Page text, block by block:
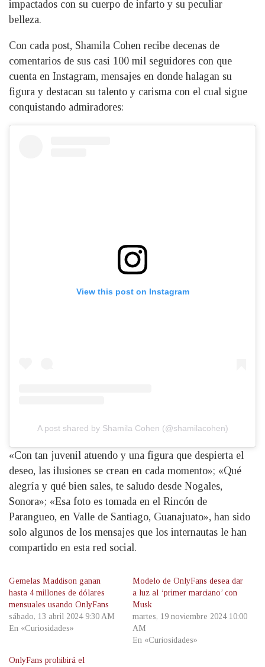
impactados con su cuerpo de infarto y su peculiar
belleza.
Con cada post, Shamila Cohen recibe decenas de
comentarios de sus casi 100 mil seguidores con que
cuenta en Instagram, mensajes en donde halagan su
figura y destacan su talento y carisma con el cual sigue
conquistando admiradores:
View this post on Instagram
A post shared by Shamila Cohen (@shamilacohen)
«Con tan juvenil atuendo y una figura que despierta el
deseo, las ilusiones se crean en cada momento»; «Qué
alegría y qué bien sales, te saludo desde Nogales,
Sonora»; «Esa foto es tomada en el Rincón de
Parangueo, en Valle de Santiago, Guanajuato», han sido
solo algunos de los mensajes que los internautas le han
compartido en esta red social.
Gemelas Maddison ganan
hasta 4 millones de dólares
mensuales usando OnlyFans
sábado, 13 abril 2024 9:30 AM
En «Curiosidades»
Modelo de OnlyFans desea dar
a luz al ‘primer marciano’ con
Musk
martes, 19 noviembre 2024 10:00
AM
En «Curiosidades»
OnlyFans prohibirá el